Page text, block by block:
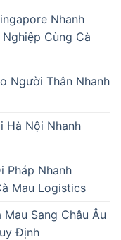
Nhanh
Cùng Cà
Người Thân Nhanh
Hà Nội Nhanh
Pháp Nhanh
Mau Logistics
Mau Sang Châu Âu
Định